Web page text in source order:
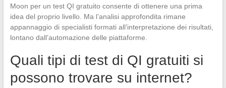
Moon per un test QI gratuito consente di ottenere una prima
idea del proprio livello. Ma l’analisi approfondita rimane
appannaggio di specialisti formati all’interpretazione dei risultati,
lontano dall’automazione delle piattaforme.
Quali tipi di test di QI gratuiti si
possono trovare su internet?